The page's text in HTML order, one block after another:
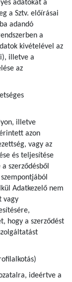
adatokat a
a Sztv. előírásai
adandó
a
kivételével az
illetve a
az
illetve
azon
vagy az
és teljesítése
szerződésből
Adatkezelő nem
vagy
hogy a szerződést
ideértve a